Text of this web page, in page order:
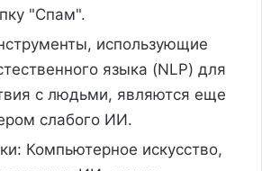
"Спам".
использующие
языка (NLP) для
с людьми, являются еще
слабого ИИ.
Компьютерное искусство,